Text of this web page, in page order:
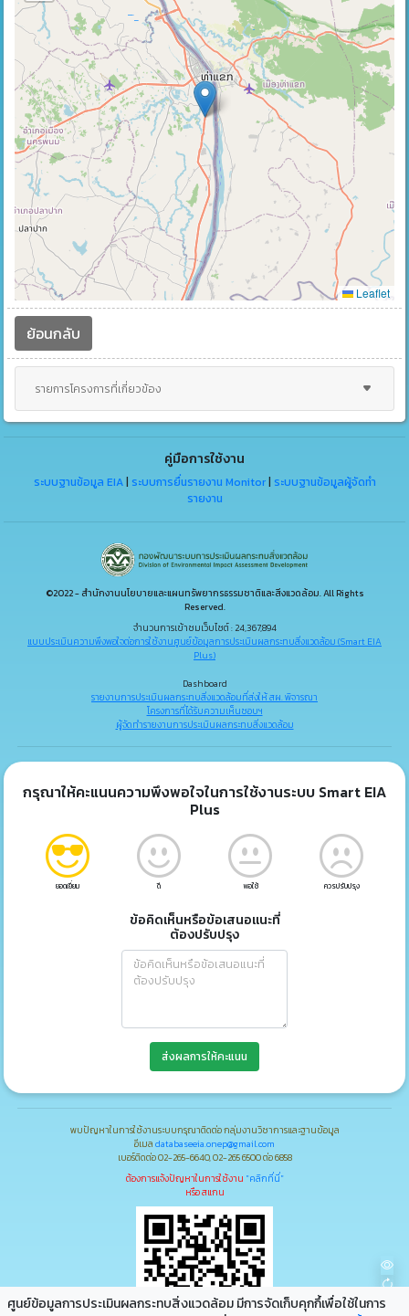
ศูนย์ข้อมูลการประเมินผลกระทบสิ่งแวดล้อม มีการจัดเก็บคุกกึ้เพื่อใช้ในการ
Leaflet
ย้อนกลับ
รายการโครงการที่เกี่ยวข้อง
คู่มือการใช้งาน
ระบบฐานข้อมูล EIA| ระบบการยื่นรายงาน Monitor| ระบบฐานข้อมูลผู้จัดทำ
รายงาน
©2022 - สำนักงานนโยบายและแผนทรัพยากรธรรมชาติและสิ่งแวดล้อม. All Rights
Reserved.
จำนวนการเข้าชมเว็บไซต์ : 24,367,894
แบบประเมินความพึงพอใจต่อการใช้งานศูนย์ข้อมูลการประเมินผลกระทบสิ่งแวดล้อม (Smart EIA
Plus)
Dashboard
รายงานการประเมินผลกระทบสิ่งแวดล้อมที่ส่งให้ สผ. พิจารณา
โครงการที่ได้รับความเห็นชอบฯ
ผู้จัดทำรายงานการประเมินผลกระทบสิ่งแวดล้อม
กรุณาให้คะแนนความพึงพอใจในการใช้งานระบบ Smart EIA
Plus
ยอดเยี่ยม ดี พอใช้ ควรปรับปรุง
ข้อคิดเห็นหรือข้อเสนอแนะที่
ต้องปรับปรุง
ส่งผลการให้คะแนน
พบปัญหาในการใช้งานระบบกรุณาติดต่อ กลุ่มงานวิชาการและฐานข้อมูล
อีเมล databaseeia.onep@gmail.com
เบอร์ติดต่อ 02-265-6640, 02-265 6500 ต่อ 6858
ต้องการแจ้งปัญหาในการใช้งาน "คลิกที่นี่"
หรือ สแกน